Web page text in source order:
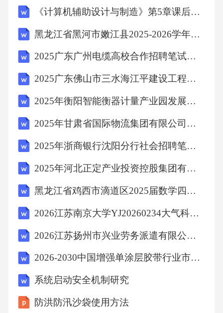
B、白色衣物染上污垢很难洗掉
C、温度越高，分子运动越快，在0℃时分子运
动就停止了
D、分子间的引力和斥力是同时存在的
【答案】：CA项，物体里含有的分子数是很多
数很多，所以白色衣物染上污垢很难洗掉，B项
正确;C项，在。℃时，分子仍在运动，C项错误;
D项，分子间的引力和斥力是同时存在的，D项
正确。故选C。
考点：物理常识6、近几年来，网络成为青少年
学习、工作和生活中越来越重要的组成部分。
互联网带来了方便和快捷，也带来了网络谣
言、网络暴力等问题。在座谈会上，来自各行
各业的青年代表结合各自经历进行了广泛交
《计算机辅助设计与制造》第5章课后练习测试卷及答案
黑龙江省黑河市嫩江县2025-2026学年数学三年级第二学期期中联考试题含解析
2025广东广州电缆高校合作招聘笔试历年备考题库附带答案详解
2025广东佛山市三水海江平建设工程有限公司第一批招聘企业工作人员拟聘用人员（第五批）笔试历年备考题库附带答案详解
2025年衡阳智能衡器计量产业园发展有限公司招聘7人笔试历年常考点试题专练附带答案详解
2025年甘肃省国际物流集团有限公司员工招聘16人笔试历年备考题库附带答案详解
2025年浙商银行沈阳分行社会招聘笔试历年典型考题及考点剖析附带答案详解2套
2025年河北正定产业投资控股集团有限公司招聘职业经理人4名笔试历年难易错考点试卷带答案解析
黑龙江省鸡西市滴道区2025届数学四年级下学期期中试题（含答案解析）
2026江苏南京大学YJ20260234大气科学学院博士后招聘1人备考题库附答案详解（培优）
2026江苏扬州市兴业劳务派遣有限公司招聘3人备考题库及答案详解一套
2026-2030中国增强单涂层胶带行业市场发展趋势与前景展望战略研究报告
系统启动安全机制研究
防洪防汛沙袋使用方法